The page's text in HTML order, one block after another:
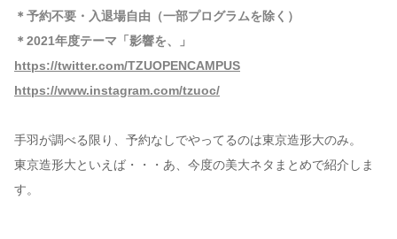
＊予約不要・入退場自由（一部プログラムを除く）
＊2021年度テーマ「影響を、」
https://twitter.com/TZUOPENCAMPUS
https://www.instagram.com/tzuoc/
手羽が調べる限り、予約なしでやってるのは東京造形大のみ。
東京造形大といえば・・・あ、今度の美大ネタまとめで紹介しま
す。